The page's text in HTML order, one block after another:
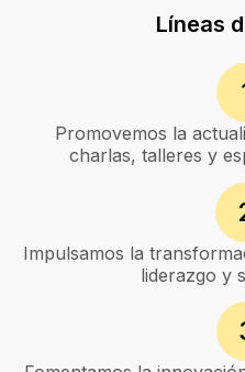
Líneas
Promovemos la
charlas, talleres y
Impulsamos la
liderazgo y